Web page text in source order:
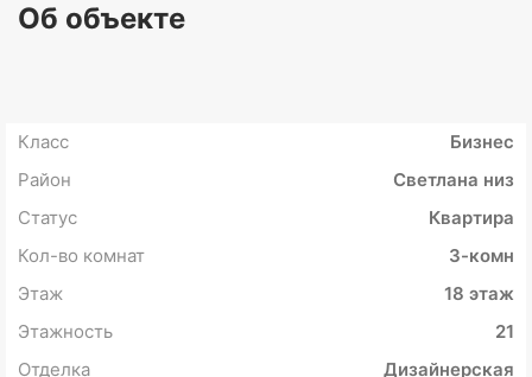
Об объекте
Класс
Бизнес
Район
Светлана низ
Статус
Квартира
Кол-во комнат
3-комн
Этаж
18 этаж
Этажность
21
Отделка
Дизайнерская